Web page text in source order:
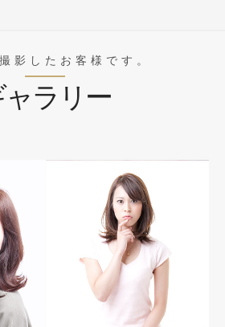
影したお客様です。
ャラリー